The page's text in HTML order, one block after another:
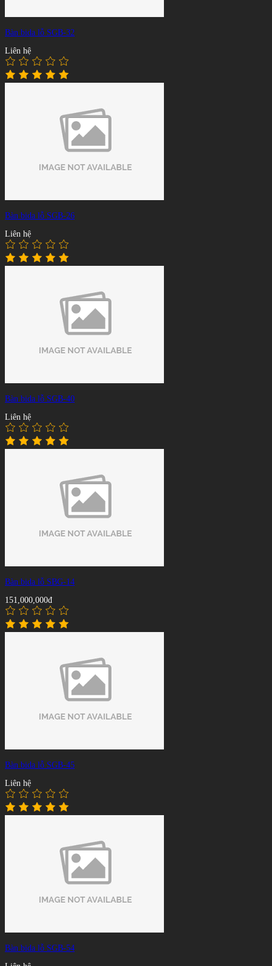
Bàn bida lỗ SGB-32
Liên hệ
Bàn bida lỗ SGB-26
Liên hệ
Bàn bida lỗ SGB-40
Liên hệ
Bàn bida lỗ SBG-14
151,000,000đ
Bàn bida lỗ SGB-45
Liên hệ
Bàn bida lỗ SGB-54